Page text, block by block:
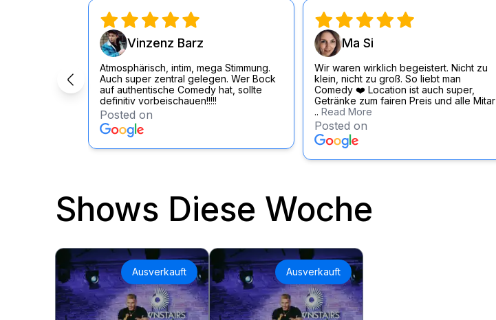
Vinzenz Barz
Atmosphärisch, intim, mega Stimmung.
Auch super zentral gelegen. Wer Bock
auf authentische Comedy hat, sollte
definitiv vorbeischauen!!!!!
Posted on
Ma Si
Wir waren wirklich begeistert. Nicht zu
klein, nicht zu groß. So liebt man
Comedy ❤️ Location ist auch super,
Getränke zum fairen Preis und alle Mitar
.. Read More
Posted on
Shows Diese Woche
Ausverkauft Ausverkauft